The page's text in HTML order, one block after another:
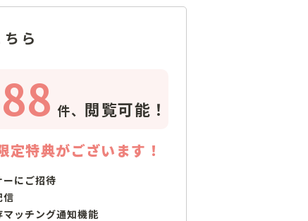
ら
件、 閲覧可能！
定特典がございます！
にご招待
信
ッチング通知機能